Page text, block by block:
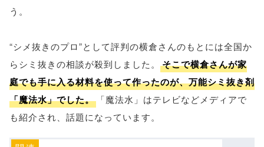
う。
“シメ抜きのプロ”として評判の横倉さんのもとには全国か
らシミ抜きの相談が殺到しました。
そこで横倉さんが家
庭でも手に入る材料を使って作ったのが、万能シミ抜き剤
「魔法水」でした。 「魔法水」はテレビなどメディアで
も紹介され、話題になっています。